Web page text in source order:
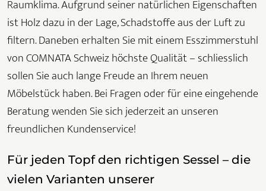
Raumklima. Aufgrund seiner natürlichen Eigenschaften
ist Holz dazu in der Lage, Schadstoffe aus der Luft zu
filtern. Daneben erhalten Sie mit einem Esszimmerstuhl
von COMNATA Schweiz höchste Qualität – schliesslich
sollen Sie auch lange Freude an Ihrem neuen
Möbelstück haben. Bei Fragen oder für eine eingehende
Beratung wenden Sie sich jederzeit an unseren
freundlichen Kundenservice!
Für jeden Topf den richtigen Sessel – die
vielen Varianten unserer